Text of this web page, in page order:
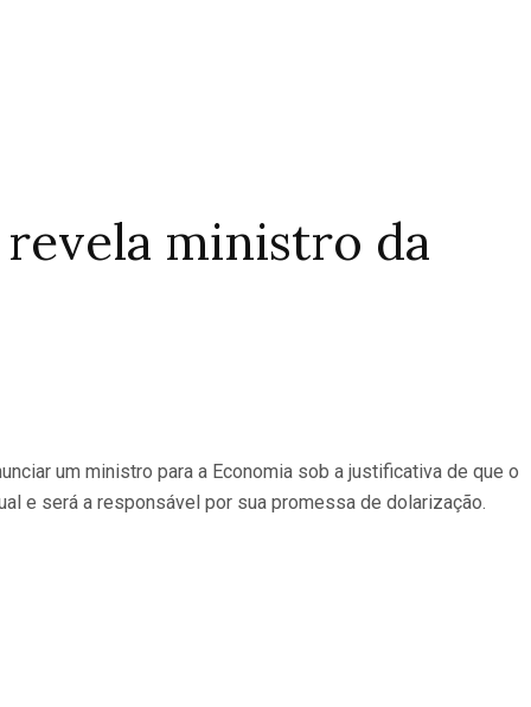
ministro da
um ministro para a Economia sob a justificativa de que o
e será a responsável por sua promessa de dolarização.